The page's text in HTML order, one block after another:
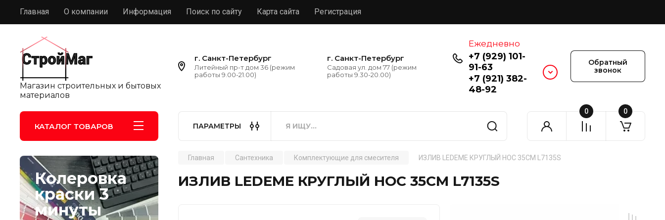
Главная О компании Информация Поиск по сайту Карта сайта Регистрация
Магазин строительных и бытовых
материалов
г. Санкт-Петербург
Литейный пр-т дом 36 (режим
работы 9.00-21.00)
г. Санкт-Петербург
Садовая ул. дом 77 (режим
работы 9.30-20.00)
Ежедневно
+7 (929) 101-
91-63
+7 (921) 382-
48-92
Обратный
звонок
КАТАЛОГ ТОВАРОВ ПАРАМЕТРЫ
0 0
Колеровка
краски 3
минуты
Главная Сантехника Комплектующие для смесителя ИЗЛИВ LEDEME КРУГЛЫЙ НОС 35СМ L7135S
ИЗЛИВ LEDEME КРУГЛЫЙ НОС 35СМ L7135S